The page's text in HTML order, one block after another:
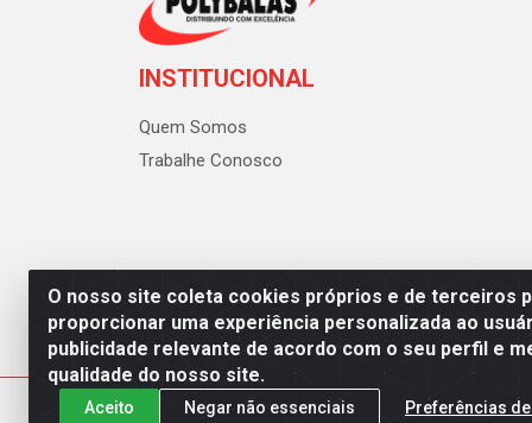
O nosso site coleta cookies próprios e de terceiros
proporcionar uma experiência personalizada ao
publicidade relevante de acordo com o seu perfil e
qualidade do nosso site.
Aceito Negar não essenciais Preferências
INSTITUCIONAL
Quem Somos
Trabalhe Conosco
Polybalas - Rua João Miguel